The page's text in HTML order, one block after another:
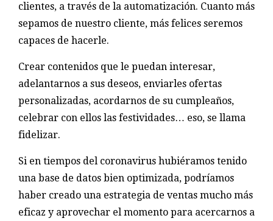
clientes, a través de la automatización. Cuanto más
sepamos de nuestro cliente, más felices seremos
capaces de hacerle.
Crear contenidos que le puedan interesar,
adelantarnos a sus deseos, enviarles ofertas
personalizadas, acordarnos de su cumpleaños,
celebrar con ellos las festividades… eso, se llama
fidelizar.
Si en tiempos del coronavirus hubiéramos tenido
una base de datos bien optimizada, podríamos
haber creado una estrategia de ventas mucho más
eficaz y aprovechar el momento para acercarnos a